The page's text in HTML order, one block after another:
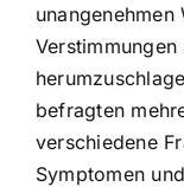
befragten
verschiedene
Symptomen